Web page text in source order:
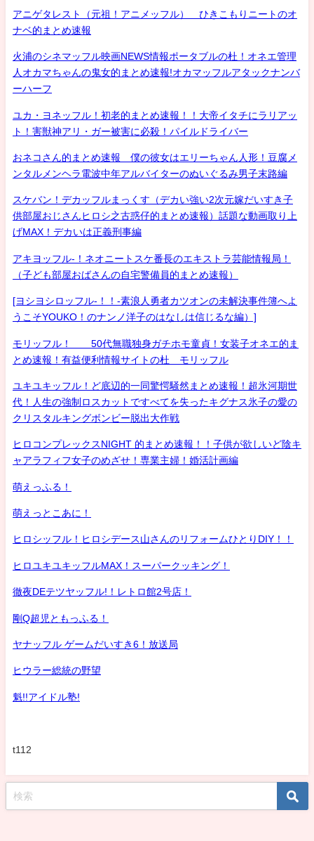
アニゲタレスト（元祖！アニメッフル） ひきこもりニートのオ
ナベ的まとめ速報
火浦のシネマッフル映画NEWS情報ポータブルの杜！オネエ管理
人オカマちゃんの鬼女的まとめ速報!オカマッフルアタックナンバ
ーハーフ
ユカ・ヨネッフル！初老的まとめ速報！！大帝イタチにラリアッ
ト！害獣神アリ・ガー被害に必殺！パイルドライバー
おネコさん的まとめ速報 僕の彼女はエリーちゃん人形！豆腐メ
ンタルメンヘラ電波中年アルバイターのぬいぐるみ男子末路編
スケバン！デカッフルまっくす（デカい強い2次元嫁だいすき子
供部屋おじさんヒロシ之古惑仔的まとめ速報）話題な動画取り上
げMAX！デカいは正義刑事編
アキヨッフル-！ネオニートスケ番長のエキストラ芸能情報局！
（子ども部屋おばさんの自宅警備員的まとめ速報）
[ヨシヨシロッフル-！！-素浪人勇者カツオンの未解決事件簿へよ
うこそYOUKO！のナンノ洋子のはなしは信じるな編）]
モリッフル！ 50代無職独身ガチホモ童貞！女装子オネエ的ま
とめ速報！有益便利情報サイトの杜 モリッフル
ユキユキッフル！ど底辺的一同驚愕騒然まとめ速報！超氷河期世
代！人生の強制ロスカットですべてを失ったキグナス氷子の愛の
クリスタルキングボンビー脱出大作戦
ヒロコンプレックスNIGHT 的まとめ速報！！子供が欲しいど陰キ
ャアラフィフ女子のめざせ！専業主婦！婚活計画編
萌えっふる！
萌えっとこあに！
ヒロシッフル！ヒロシデース山さんのリフォームひとりDIY！！
ヒロユキユキッフルMAX！スーパークッキング！
徹夜DEテツヤッフル!！レトロ館2号店！
剛Q超児ともっふる！
ヤナッフル ゲームだいすき6！放送局
ヒウラー総統の野望
魁!!アイドル塾!
t112